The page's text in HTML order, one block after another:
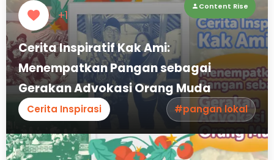
+1
Content Rise
Cerita Inspiratif Kak Ami:
Menempatkan Pangan sebagai
Gerakan Advokasi Orang Muda
Cerita Inspirasi #pangan lokal